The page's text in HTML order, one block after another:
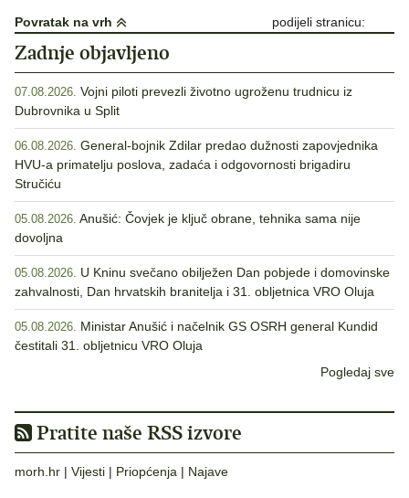
Povratak na vrh podijeli stranicu:
Zadnje objavljeno
07.08.2026. Vojni piloti prevezli životno ugroženu trudnicu iz
Dubrovnika u Split
06.08.2026. General-bojnik Zdilar predao dužnosti zapovjednika
HVU-a primatelju poslova, zadaća i odgovornosti brigadiru
Stručiću
05.08.2026. Anušić: Čovjek je ključ obrane, tehnika sama nije
dovoljna
05.08.2026. U Kninu svečano obilježen Dan pobjede i domovinske
zahvalnosti, Dan hrvatskih branitelja i 31. obljetnica VRO Oluja
05.08.2026. Ministar Anušić i načelnik GS OSRH general Kundid
čestitali 31. obljetnicu VRO Oluja
Pogledaj sve
Pratite naše RSS izvore
morh.hr | Vijesti | Priopćenja | Najave